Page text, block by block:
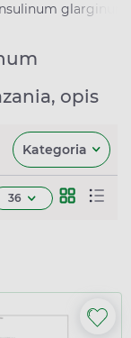
glarginum
opis
Kategoria
36